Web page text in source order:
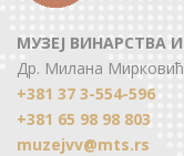
МУЗЕЈ ВИНАРСТВА
Др. Милана
+381 37 3-554-596
+381 65 98 98 803
muzejvv@mts.rs